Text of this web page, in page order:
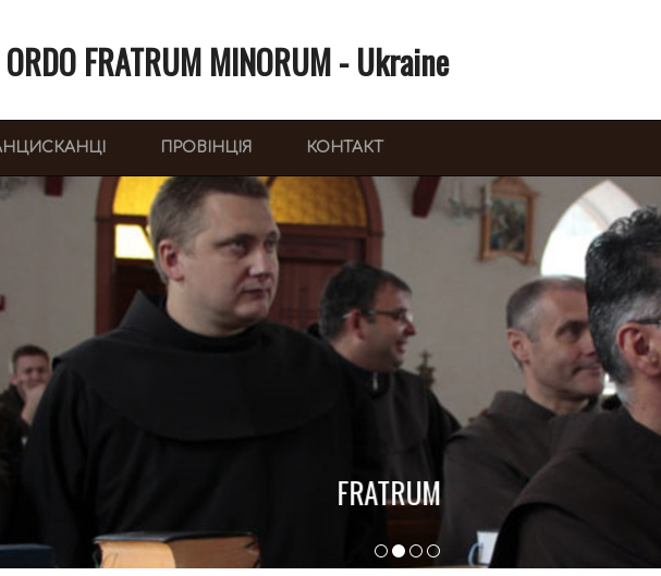
ORDO FRATRUM MINORUM - Ukraine
ПРОВІНЦІЯ КОНТАКТ